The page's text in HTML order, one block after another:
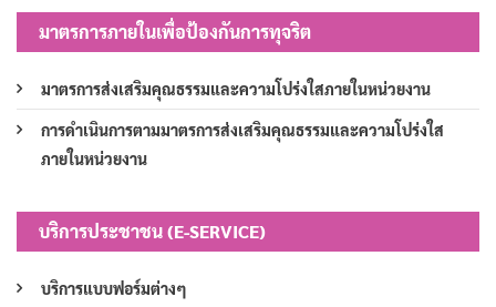
มาตรการภายในเพื่อป้องกันการทุจริต
มาตรการส่งเสริมคุณธรรมและความโปร่งใสภายในหน่วยงาน
การดำเนินการตามมาตรการส่งเสริมคุณธรรมและความโปร่งใส
ภายในหน่วยงาน
บริการประชาชน (E-SERVICE)
บริการแบบฟอร์มต่างๆ